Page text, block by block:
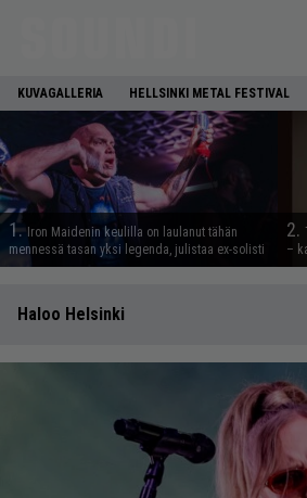
KUVAGALLERIA HELLSINKI METAL FESTIVAL
1. Iron Maidenin keulilla on laulanut tähän
mennessä tasan yksi legenda, julistaa ex-solisti
2.
–
Haloo Helsinki